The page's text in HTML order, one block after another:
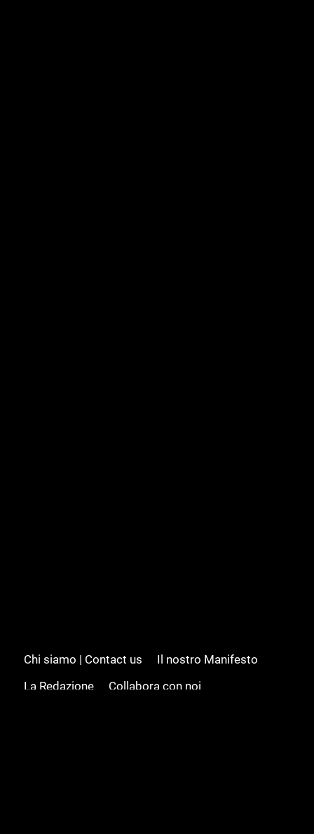
Chi siamo | Contact us
Il nostro Manifesto
La Redazione
Collabora con noi